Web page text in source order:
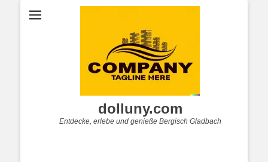
dolluny.com
Entdecke, erlebe und genieße Bergisch Gladbach